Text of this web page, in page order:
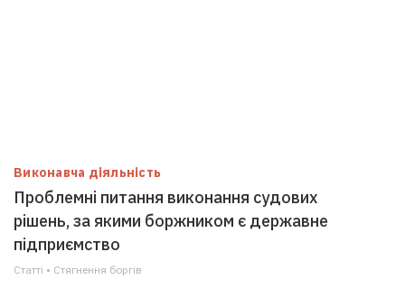
Виконавча діяльність
Проблемні питання виконання судових
рішень, за якими боржником є державне
підприємство
Статті • Стягнення боргiв